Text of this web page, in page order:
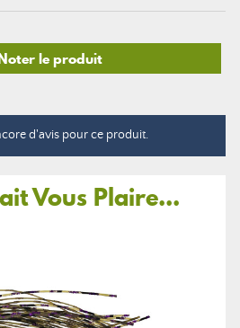
le produit
d'avis pour ce produit.
Vous Plaire...